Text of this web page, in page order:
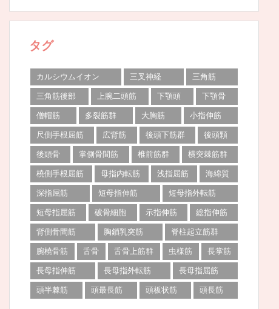
タグ
カルシウムイオン 三叉神経
三角筋
三角筋後部
上腕二頭筋 下顎頭
下顎骨
僧帽筋
多裂筋群 大胸筋
小指伸筋
尺側手根屈筋
広背筋 後頭下筋群
後頭顆
後頭骨
掌側骨間筋 椎前筋群
横突棘筋群
橈側手根屈筋
母指内転筋 浅指屈筋
海綿質
深指屈筋
短母指伸筋
短母指外転筋
短母指屈筋
破骨細胞 示指伸筋
総指伸筋
背側骨間筋
胸鎖乳突筋
脊柱起立筋群
腕橈骨筋
舌骨 舌骨上筋群 虫様筋
長掌筋
長母指伸筋
長母指外転筋
長母指屈筋
頭半棘筋
頭最長筋 頭板状筋 頭長筋